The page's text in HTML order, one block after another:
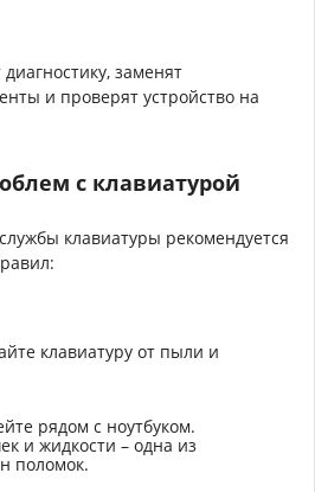
заменят
и проверят устройство на
с клавиатурой
клавиатуры рекомендуется
клавиатуру от пыли и
рядом с ноутбуком.
и жидкости – одна из
поломок.